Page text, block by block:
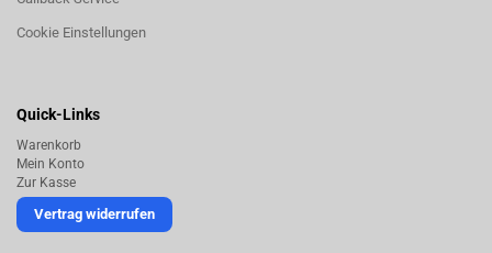
Cookie Einstellungen
Quick-Links
Warenkorb
Mein Konto
Zur Kasse
Vertrag widerrufen